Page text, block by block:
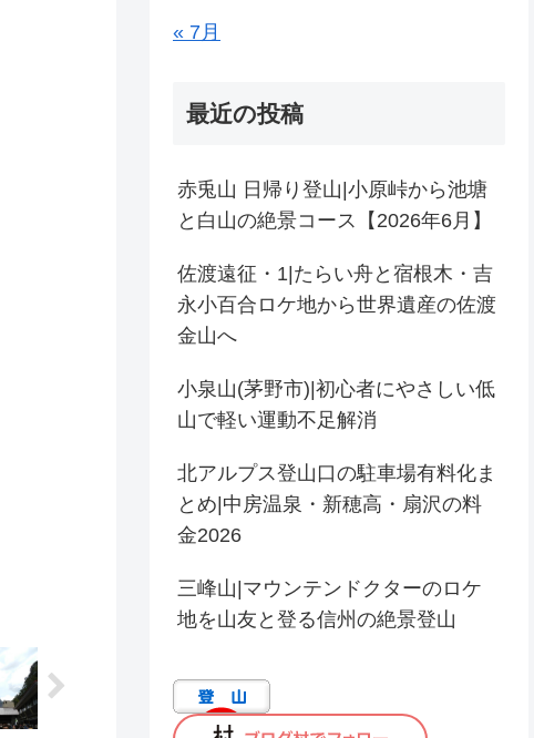
« 7月
最近の投稿
赤兎山 日帰り登山|小原峠から池塘
と白山の絶景コース【2026年6月】
佐渡遠征・1|たらい舟と宿根木・吉
永小百合ロケ地から世界遺産の佐渡
金山へ
小泉山(茅野市)|初心者にやさしい低
山で軽い運動不足解消
北アルプス登山口の駐車場有料化ま
とめ|中房温泉・新穂高・扇沢の料
金2026
三峰山|マウンテンドクターのロケ
地を山友と登る信州の絶景登山